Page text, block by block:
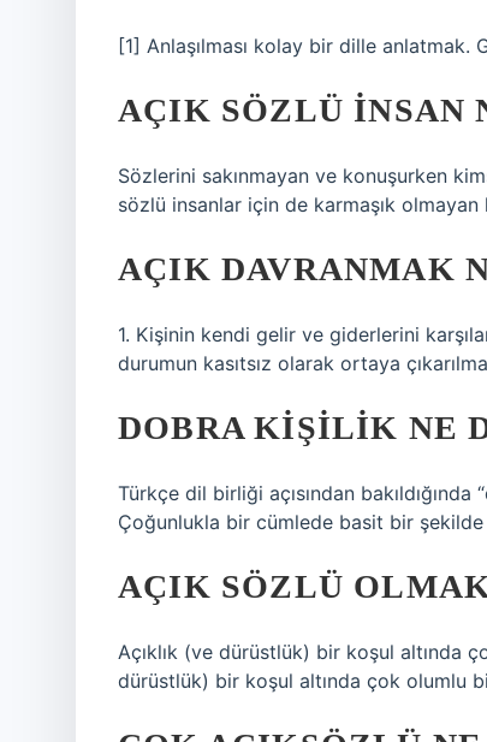
[1] Anlaşılması kolay bir dille
AÇIK SÖZLÜ INSAN
Sözlerini sakınmayan ve konuşurken
sözlü insanlar için de karmaşık olmayan
AÇIK DAVRANMAK
1. Kişinin kendi gelir ve giderlerini
durumun kasıtsız olarak ortaya
DOBRA KIŞILIK NE
Türkçe dil birliği açısından bakıldığında
Çoğunlukla bir cümlede basit bir şekilde
AÇIK SÖZLÜ
Açıklık (ve dürüstlük) bir koşul altında
dürüstlük) bir koşul altında çok olumlu